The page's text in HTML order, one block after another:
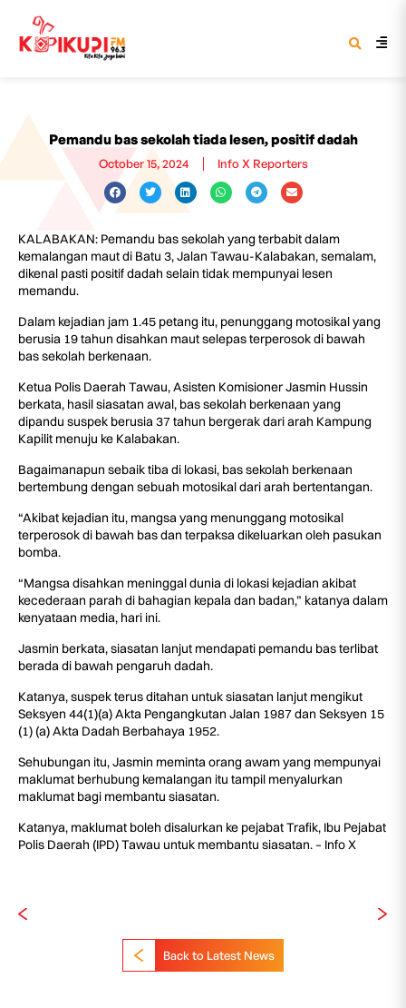
Pemandu bas sekolah tiada lesen, positif dadah
October 15, 2024 Info X Reporters
KALABAKAN: Pemandu bas sekolah yang terbabit dalam
kemalangan maut di Batu 3, Jalan Tawau-Kalabakan, semalam,
dikenal pasti positif dadah selain tidak mempunyai lesen
memandu.
Dalam kejadian jam 1.45 petang itu, penunggang motosikal yang
berusia 19 tahun disahkan maut selepas terperosok di bawah
bas sekolah berkenaan.
Ketua Polis Daerah Tawau, Asisten Komisioner Jasmin Hussin
berkata, hasil siasatan awal, bas sekolah berkenaan yang
dipandu suspek berusia 37 tahun bergerak dari arah Kampung
Kapilit menuju ke Kalabakan.
Bagaimanapun sebaik tiba di lokasi, bas sekolah berkenaan
bertembung dengan sebuah motosikal dari arah bertentangan.
“Akibat kejadian itu, mangsa yang menunggang motosikal
terperosok di bawah bas dan terpaksa dikeluarkan oleh pasukan
bomba.
“Mangsa disahkan meninggal dunia di lokasi kejadian akibat
kecederaan parah di bahagian kepala dan badan,” katanya dalam
kenyataan media, hari ini.
Jasmin berkata, siasatan lanjut mendapati pemandu bas terlibat
berada di bawah pengaruh dadah.
Katanya, suspek terus ditahan untuk siasatan lanjut mengikut
Seksyen 44(1)(a) Akta Pengangkutan Jalan 1987 dan Seksyen 15
(1) (a) Akta Dadah Berbahaya 1952.
Sehubungan itu, Jasmin meminta orang awam yang mempunyai
maklumat berhubung kemalangan itu tampil menyalurkan
maklumat bagi membantu siasatan.
Katanya, maklumat boleh disalurkan ke pejabat Trafik, Ibu Pejabat
Polis Daerah (IPD) Tawau untuk membantu siasatan. – Info X
Back to Latest News